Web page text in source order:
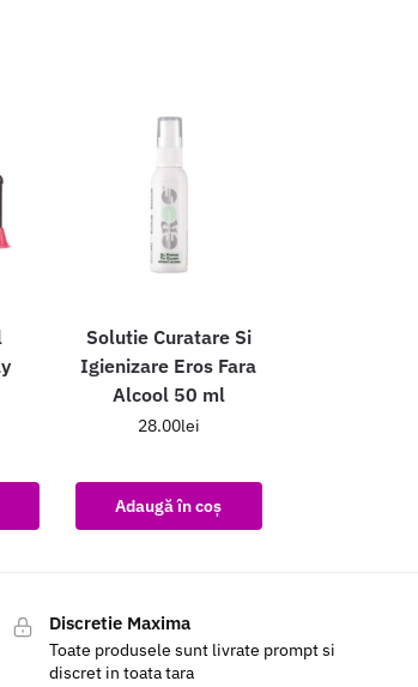
Solutie Curatare Si
Igienizare Eros Fara
Alcool 50 ml
28.00lei
Adaugă în coș
Discretie Maxima
Toate produsele sunt livrate prompt si
discret in toata tara